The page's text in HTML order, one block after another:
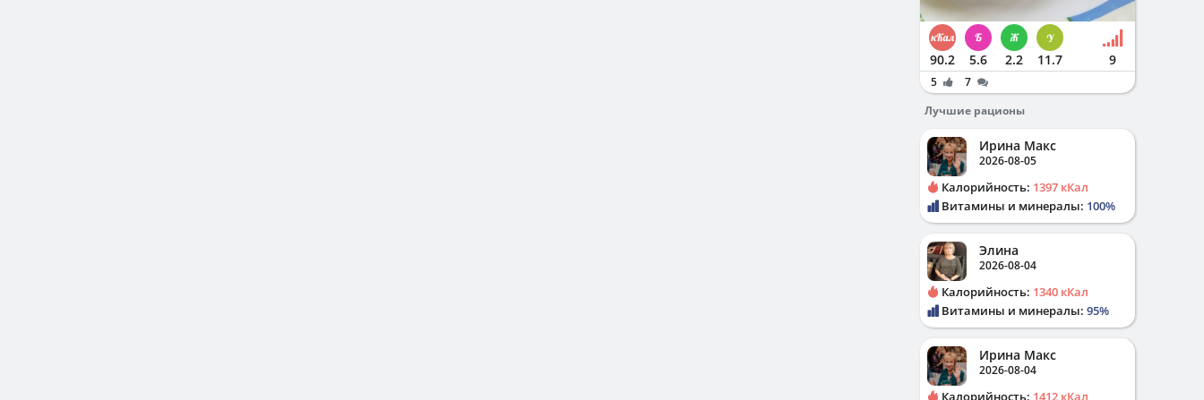
90.2 5.6 2.2 11.7 9
5
7
Лучшие рационы
Ирина Макс
2026-08-05
Калорийность: 1397 кКал
Витамины и минералы: 100%
Элина
2026-08-04
Калорийность: 1340 кКал
Витамины и минералы: 95%
Ирина Макс
2026-08-04
Калорийность: 1412 кКал